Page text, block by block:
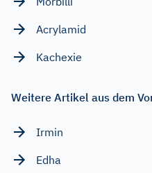
Acrylamid
Kachexie
Weitere Artikel aus dem
Irmin
Edha